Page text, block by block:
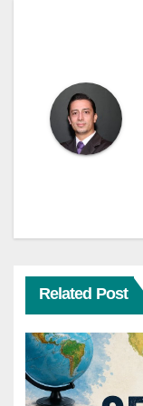
Related Post